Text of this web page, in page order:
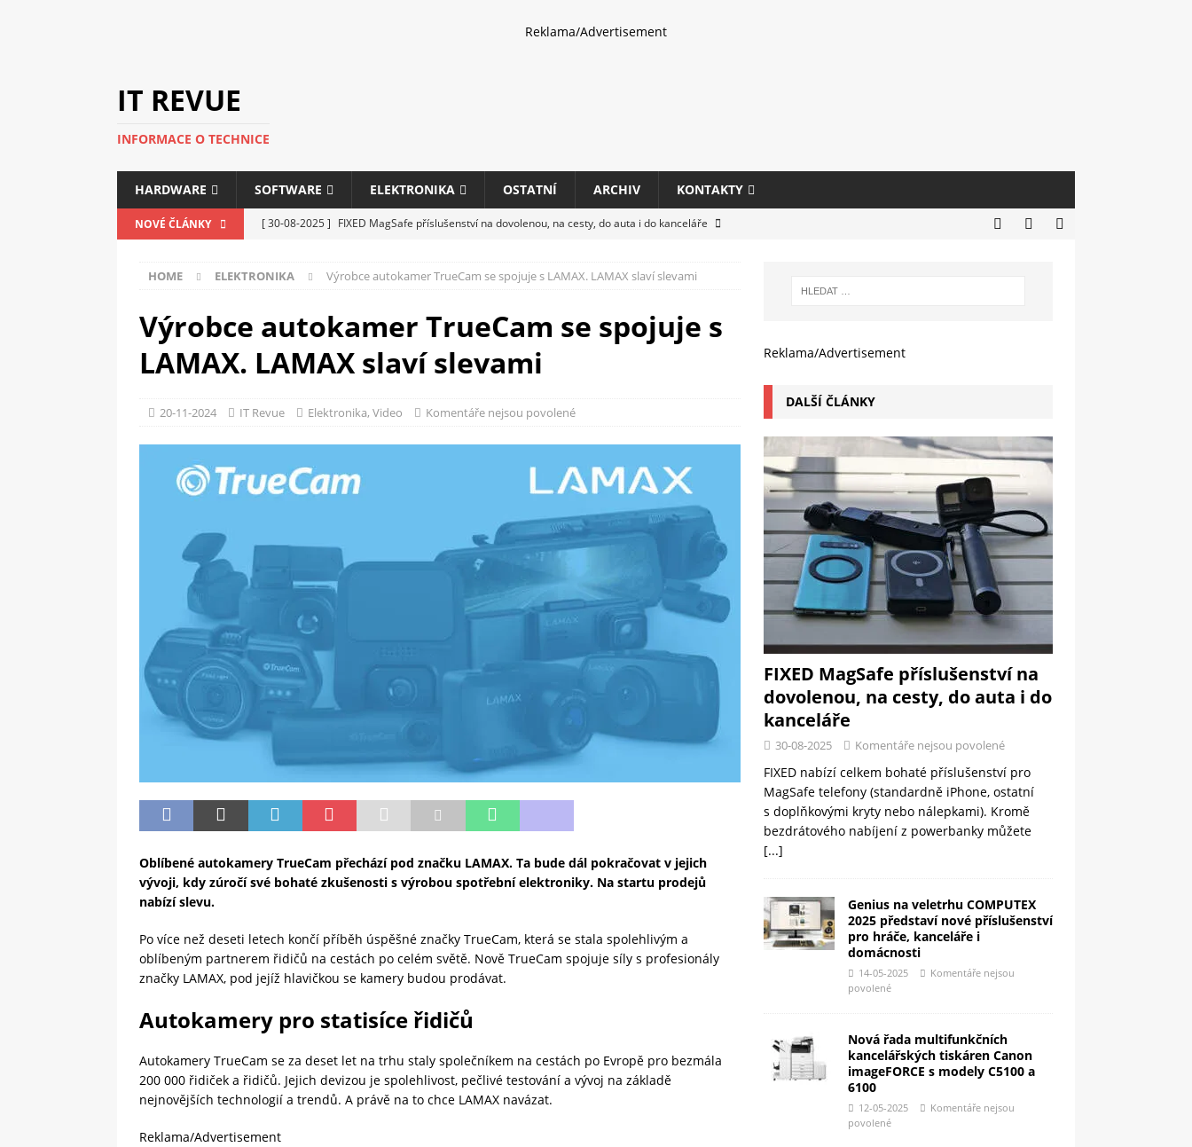
Reklama/Advertisement
IT REVUE
INFORMACE O TECHNICE
HARDWARE SOFTWARE ELEKTRONIKA OSTATNÍ ARCHIV KONTAKTY
NOVÉ ČLÁNKY [ 30-08-2025 ] FIXED MagSafe příslušenství na dovolenou, na cesty, do auta i do kanceláře
[ 14-05-2025 ] Genius na veletrhu COMPUTEX 2025 představí nové příslušenství pro hráče,
kanceláře i domácnosti
HARDWARE
Nová řada multifunkčních kancelářských tiskáren Canon imageFORCE s modely
C5100 a 6100
PERIFERIE
[ 06-05-2025 ]
Blockchain a růst krypto kasin: Co by měli vědět milovníci technologií
SOFTWARE
HOME ELEKTRONIKA Výrobce autokamer TrueCam se spojuje s LAMAX. LAMAX slaví slevami
Výrobce autokamer TrueCam se spojuje s
LAMAX. LAMAX slaví slevami
20-11-2024 IT Revue Elektronika, Video Komentáře nejsou povolené
Oblíbené autokamery TrueCam přechází pod značku LAMAX. Ta bude dál pokračovat v jejich
vývoji, kdy zúročí své bohaté zkušenosti s výrobou spotřební elektroniky. Na startu prodejů
nabízí slevu.
Po více než deseti letech končí příběh úspěšné značky TrueCam, která se stala spolehlivým a
oblíbeným partnerem řidičů na cestách po celém světě. Nově TrueCam spojuje síly s profesionály
značky LAMAX, pod jejíž hlavičkou se kamery budou prodávat.
Autokamery pro statisíce řidičů
Autokamery TrueCam se za deset let na trhu staly společníkem na cestách po Evropě pro bezmála
200 000 řidiček a řidičů. Jejich devizou je spolehlivost, pečlivé testování a vývoj na základě
nejnovějších technologií a trendů. A právě na to chce LAMAX navázat.
Reklama/Advertisement
Reklama/Advertisement
DALŠÍ ČLÁNKY
FIXED MagSafe příslušenství na
dovolenou, na cesty, do auta i do
kanceláře
30-08-2025 Komentáře nejsou povolené
FIXED nabízí celkem bohaté příslušenství pro
MagSafe telefony (standardně iPhone, ostatní
s doplňkovými kryty nebo nálepkami). Kromě
bezdrátového nabíjení z powerbanky můžete
[...]
Genius na veletrhu COMPUTEX
2025 představí nové příslušenství
pro hráče, kanceláře i
domácnosti
14-05-2025
Komentáře nejsou
povolené
Nová řada multifunkčních
kancelářských tiskáren Canon
imageFORCE s modely C5100 a
6100
12-05-2025
Komentáře nejsou
povolené